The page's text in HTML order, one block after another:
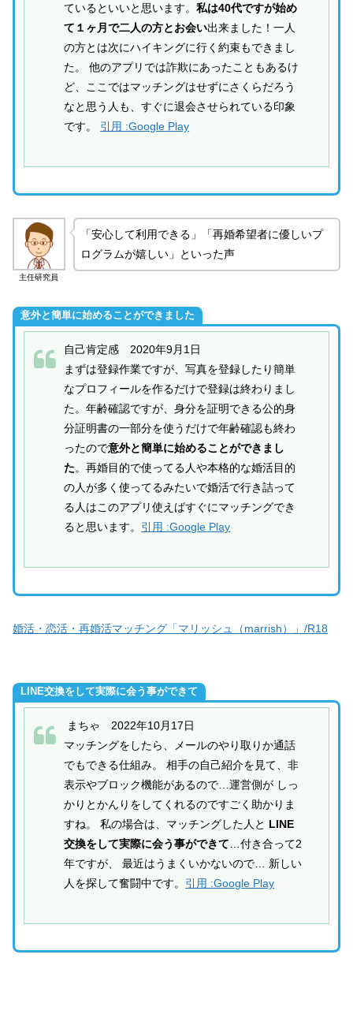
ているといいと思います。私は40代ですが始め
て１ヶ月で二人の方とお会い出来ました！一人
の方とは次にハイキングに行く約束もできまし
た。 他のアプリでは詐欺にあったこともあるけ
ど、ここではマッチングはせずにさくらだろう
なと思う人も、すぐに退会させられている印象
です。 引用 :Google Play
主任研究員
「安心して利用できる」「再婚希望者に優しいプ
ログラムが嬉しい」といった声
意外と簡単に始めることができました
自己肯定感 2020年9月1日
まずは登録作業ですが、写真を登録したり簡単
なプロフィールを作るだけで登録は終わりまし
た。年齢確認ですが、身分を証明できる公的身
分証明書の一部分を使うだけで年齢確認も終わ
ったので意外と簡単に始めることができまし
た。再婚目的で使ってる人や本格的な婚活目的
の人が多く使ってるみたいで婚活で行き詰って
る人はこのアプリ使えばすぐにマッチングでき
ると思います。 引用 :Google Play
婚活・恋活・再婚活マッチング「マリッシュ（marrish）」/R18
LINE交換をして実際に会う事ができて
まちゃ 2022年10月17日
マッチングをしたら、メールのやり取りか通話
でもできる仕組み。 相手の自己紹介を見て、非
表示やブロック機能があるので…運営側が しっ
かりとかんりをしてくれるのですごく助かりま
すね。 私の場合は、マッチングした人と LINE
交換をして実際に会う事ができて …付き合って2
年ですが、 最近はうまくいかないので… 新しい
人を探して奮闘中です。 引用 :Google Play